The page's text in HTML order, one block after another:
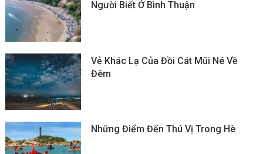
Người Biết Ở Bình Thuận
Vẻ Khác Lạ Của Đồi Cát Mũi Né Về
Đêm
Những Điểm Đến Thú Vị Trong Hè